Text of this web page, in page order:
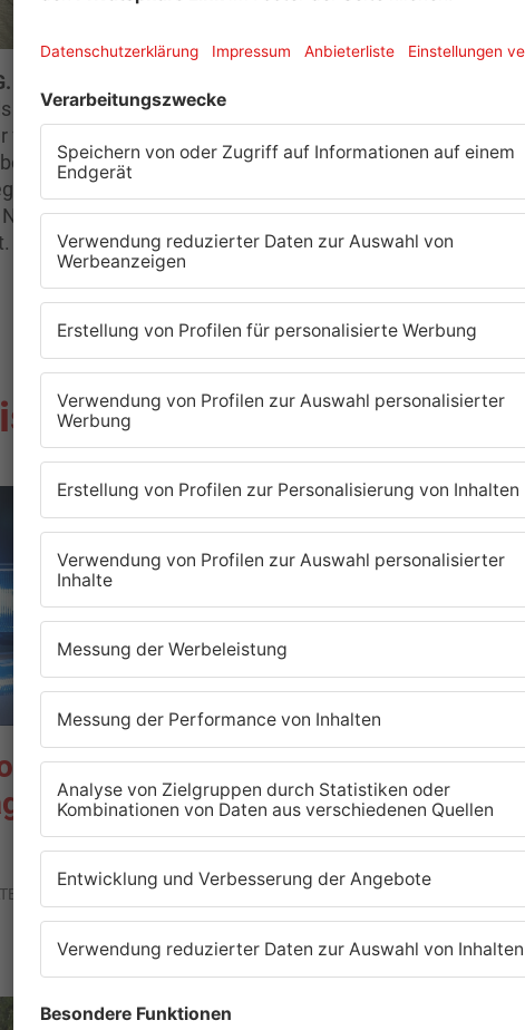
Trainer zurück, nachdem er erst im Februar seinen Vertrag
frühere Erfolgscoach von Viktoria Aschaffenburg hatte die
und führte sie in beiden Saisons zur
zur dritten Liga scheiterte der Heimbuchenthaler
am Abend gegen die Würzburger Kickers gab er
Miltenberg
sich
Zustand des Faulbacher
Gemeindewaldes soll
erfasst werden
04.08.2026, 06:33 UHR IN KREIS MILTENBERG